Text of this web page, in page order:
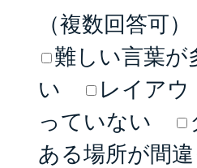
（複数回答可）
難しい言葉が
い
レイア
っていない
ある場所が間